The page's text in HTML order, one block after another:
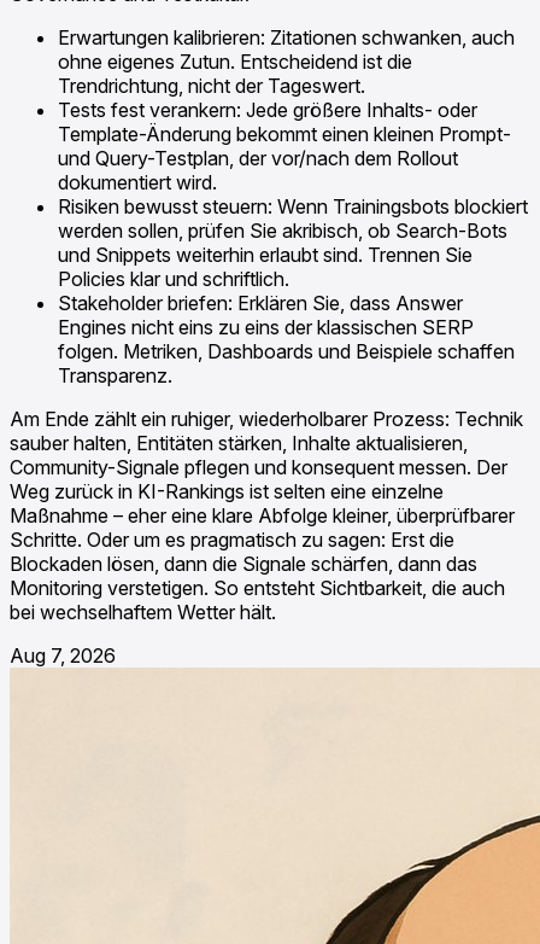
Erwartungen kalibrieren: Zitationen schwanken, auch
ohne eigenes Zutun. Entscheidend ist die
Trendrichtung, nicht der Tageswert.
Tests fest verankern: Jede größere Inhalts- oder
Template-Änderung bekommt einen kleinen Prompt-
und Query-Testplan, der vor/nach dem Rollout
dokumentiert wird.
Risiken bewusst steuern: Wenn Trainingsbots blockiert
werden sollen, prüfen Sie akribisch, ob Search-Bots
und Snippets weiterhin erlaubt sind. Trennen Sie
Policies klar und schriftlich.
Stakeholder briefen: Erklären Sie, dass Answer
Engines nicht eins zu eins der klassischen SERP
folgen. Metriken, Dashboards und Beispiele schaffen
Transparenz.
Am Ende zählt ein ruhiger, wiederholbarer Prozess: Technik
sauber halten, Entitäten stärken, Inhalte aktualisieren,
Community-Signale pflegen und konsequent messen. Der
Weg zurück in KI-Rankings ist selten eine einzelne
Maßnahme – eher eine klare Abfolge kleiner, überprüfbarer
Schritte. Oder um es pragmatisch zu sagen: Erst die
Blockaden lösen, dann die Signale schärfen, dann das
Monitoring verstetigen. So entsteht Sichtbarkeit, die auch
bei wechselhaftem Wetter hält.
Aug 7, 2026